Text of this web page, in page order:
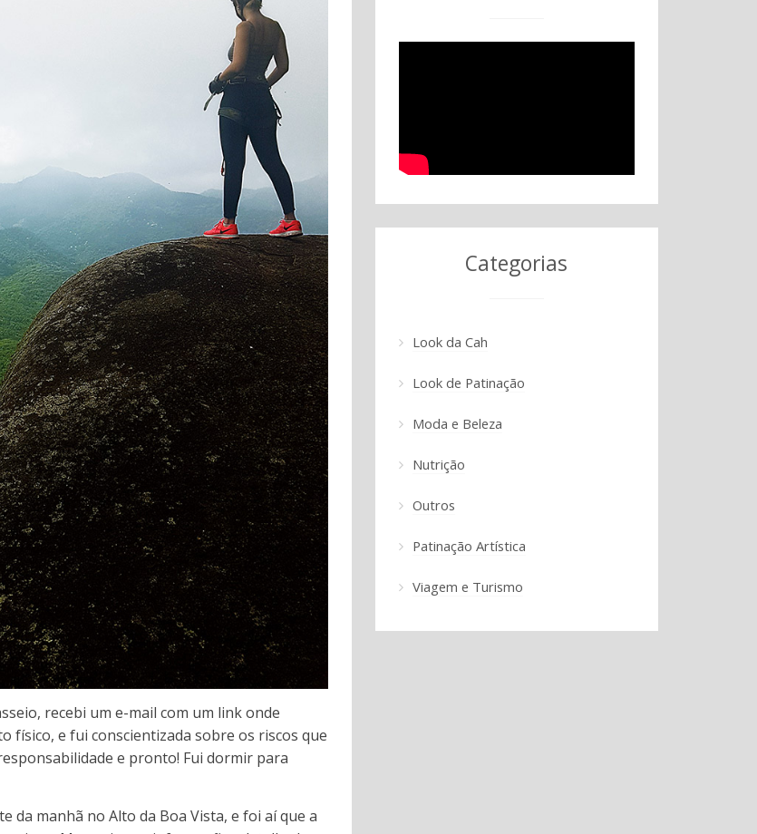
recebi um e-mail com um link onde
físico, e fui conscientizada sobre os riscos que
e pronto! Fui dormir para
da manhã no Alto da Boa Vista, e foi aí que a
Categorias
Look da Cah
Look de Patinação
Moda e Beleza
Nutrição
Outros
Patinação Artística
Viagem e Turismo